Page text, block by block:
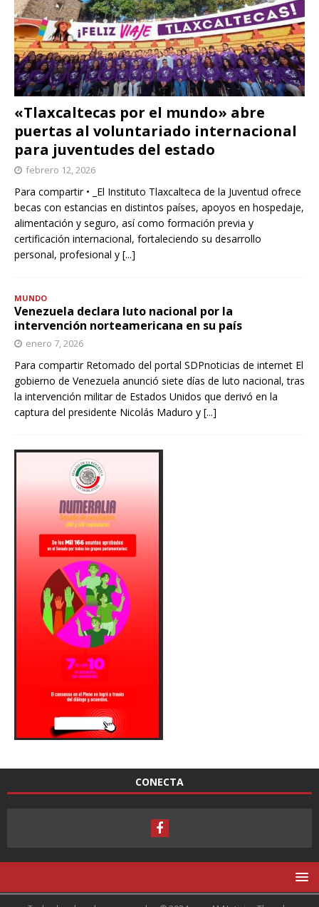
«Tlaxcaltecas por el mundo» abre
puertas al voluntariado internacional
para juventudes del estado
febrero 12, 2026
Para compartir • _El Instituto Tlaxcalteca de la Juventud ofrece
becas con estancias en distintos países, apoyos en hospedaje,
alimentación y seguro, así como formación previa y
certificación internacional, fortaleciendo su desarrollo
personal, profesional y [...]
MUNDO
Venezuela declara luto nacional por la
intervención norteamericana en su país
enero 7, 2026
Para compartir Retomado del portal SDPnoticias de internet El
gobierno de Venezuela anunció siete días de luto nacional, tras
la intervención militar de Estados Unidos que derivó en la
captura del presidente Nicolás Maduro y [...]
CONECTA